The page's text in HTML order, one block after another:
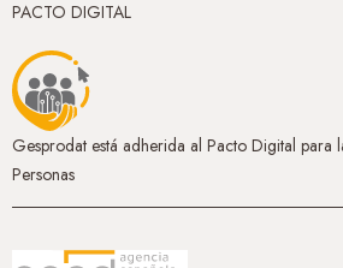
PACTO DIGITAL
Gesprodat está adherida al Pacto Digital para
Personas